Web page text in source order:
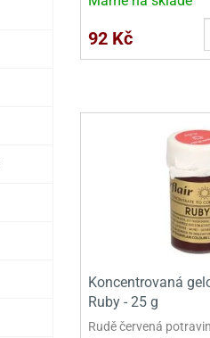
SUROVINY NA
ŠLEHAČKY A
ŽELATINY
OSTATNÍ
SUROVINY NA
ŠLEHAČKY A
ŽELATINY
OSTATNÍ
92 Kč
Koncentrovaná
Ruby - 25 g
Rudě červená